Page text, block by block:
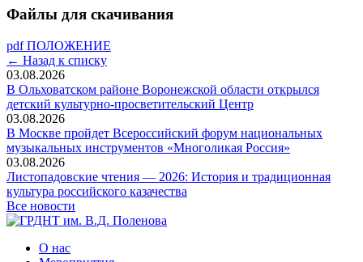
Файлы для скачивания
pdf ПОЛОЖЕНИЕ
← Назад к списку
03.08.2026
В Ольховатском районе Воронежской области открылся
детский культурно-просветительский Центр
03.08.2026
В Москве пройдет Всероссийский форум национальных
музыкальных инструментов «Многоликая Россия»
03.08.2026
Листопадовские чтения — 2026: История и традиционная
культура российского казачества
Все новости
О нас